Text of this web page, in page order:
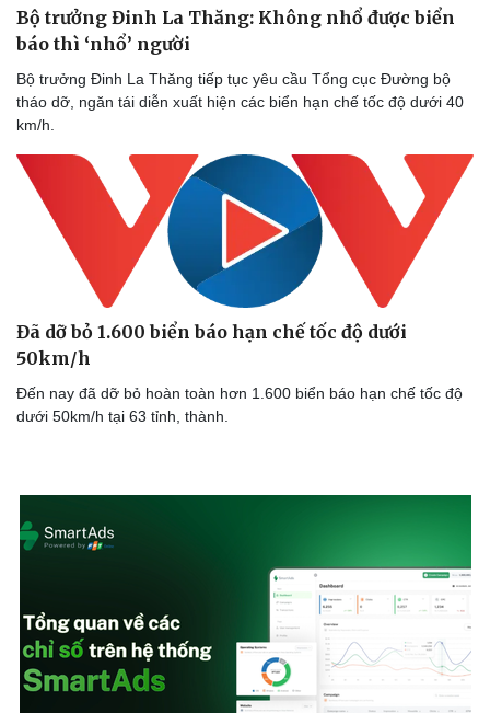
Doanh nghiệp
Công nghệ
Bộ trưởng Đinh La Thăng: Không nhổ được biển
báo thì ‘nhổ’ người
Bộ trưởng Đinh La Thăng tiếp tục yêu cầu Tổng cục Đường bộ
tháo dỡ, ngăn tái diễn xuất hiện các biển hạn chế tốc độ dưới 40
km/h.
Đã dỡ bỏ 1.600 biển báo hạn chế tốc độ dưới
50km/h
Đến nay đã dỡ bỏ hoàn toàn hơn 1.600 biển báo hạn chế tốc độ
dưới 50km/h tại 63 tỉnh, thành.